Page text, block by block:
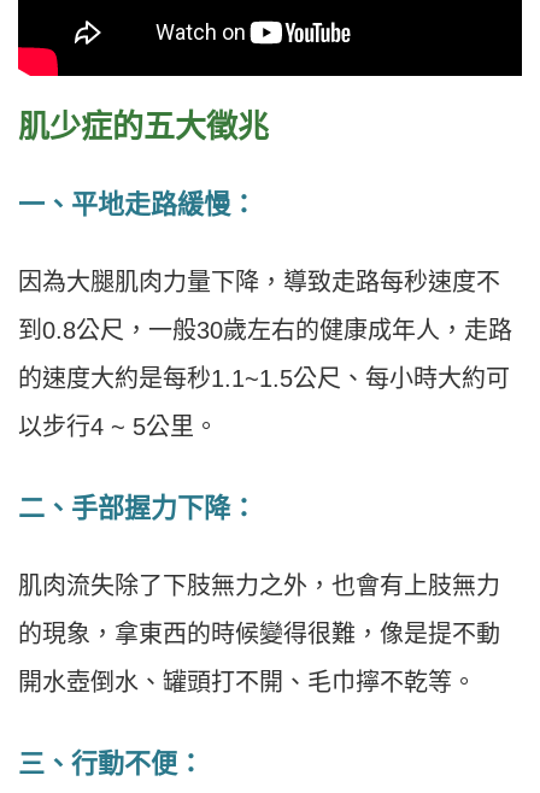
肌少症的五大徵兆
一、平地走路緩慢：
因為大腿肌肉力量下降，導致走路每秒速度不
到0.8公尺，一般30歲左右的健康成年人，走路
的速度大約是每秒1.1~1.5公尺、每小時大約可
以步行4 ~ 5公里。
二、手部握力下降：
肌肉流失除了下肢無力之外，也會有上肢無力
的現象，拿東西的時候變得很難，像是提不動
開水壺倒水、罐頭打不開、毛巾擰不乾等。
三、行動不便：